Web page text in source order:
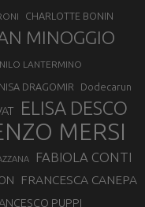
CHARLOTTE BONIN
MINOGGIO
LANTERMINO
DRAGOMIR Dodecarun
ELISA DESCO
MERSI
FABIOLA CONTI
FRANCESCA CANEPA
PUPPI